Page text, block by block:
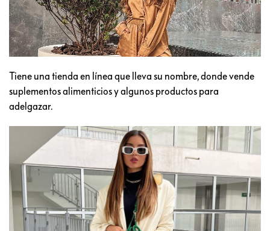
Tiene una tienda en línea que lleva su nombre, donde vende
suplementos alimenticios y algunos productos para
adelgazar.